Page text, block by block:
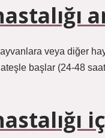
veya diğer
başlar (24-48